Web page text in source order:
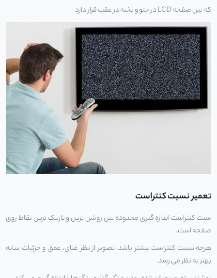
که بین صفحه LCD در جلو و تخته در عقب قرار دارد
تعمیر نسبت کنتراست
سبت کنتراست اندازه گیری محدوده بین روشن ترین و تاریک ترین نقاط روی
صفحه است.
هرچه نسبت کنتراست بیشتر باشد، تصویر از نظر غنای، عمق و جزئیات سایه
بهتر به نظر می رسد.